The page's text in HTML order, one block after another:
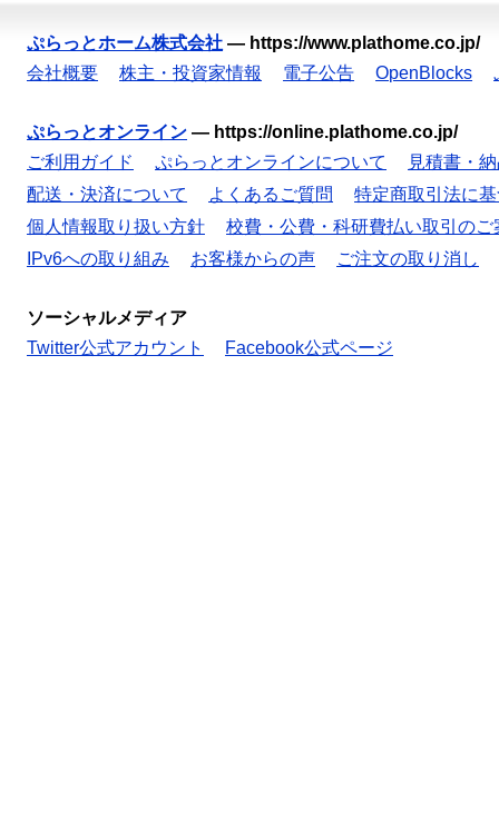
ぷらっとホーム株式会社 — https://www.plathome.co.jp/
会社概要
株主・投資家情報 電子公告 OpenBlocks
ぷらっとオンライン — https://online.plathome.co.jp/
ご利用ガイド
ぷらっとオンラインについて
見積書・
配送・決済について
よくあるご質問
特定商取引法に
個人情報取り扱い方針
校費・公費・科研費払い取引のご
IPv6への取り組み
お客様からの声 ご注文の取り消し
ソーシャルメディア
Twitter公式アカウント
Facebook公式ページ